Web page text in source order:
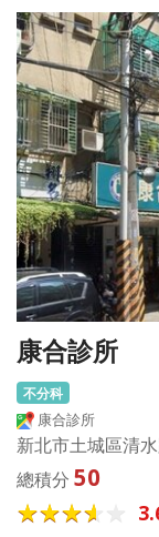
康合診所
不分科
康合診所
新北市土城區清
總積分 50